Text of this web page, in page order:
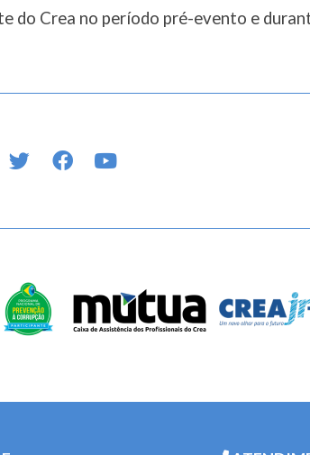
do Crea no período pré-evento e
PLAY
TWITTERFACEBOOK